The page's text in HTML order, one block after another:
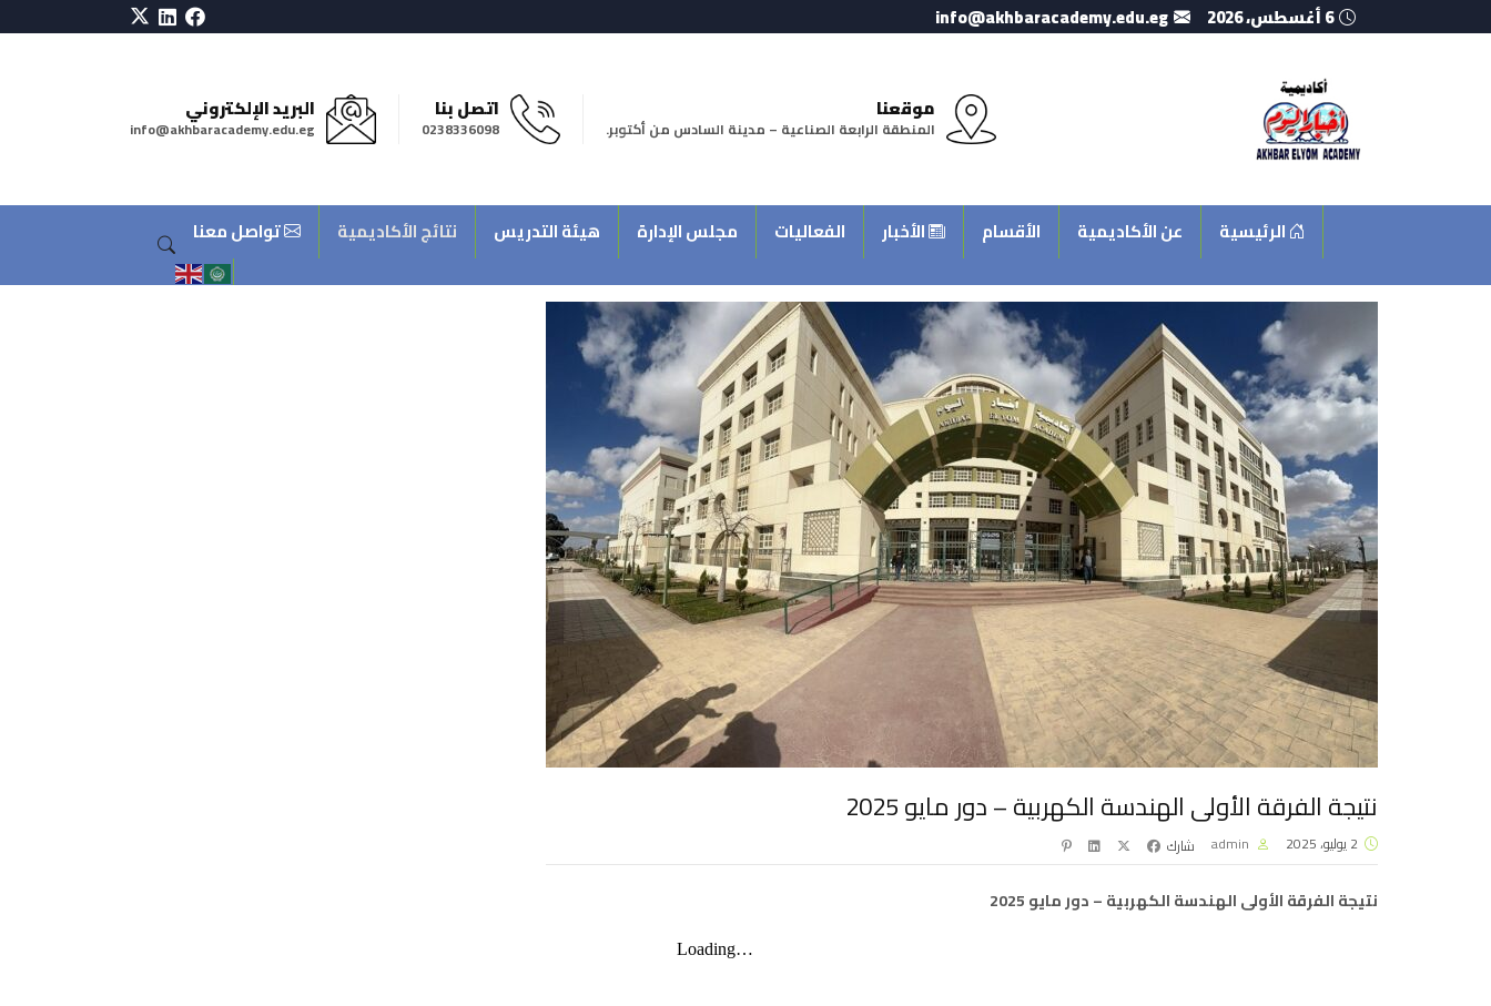
6 أغسطس، 2026 info@akhbaracademy.edu.eg
موقعنا
المنطقة الرابعة الصناعية – مدينة السادس من أكتوبر.
اتصل بنا
0238336098
البريد الإلكتروني
info@akhbaracademy.edu.eg
الرئيسية عن الأكاديمية الأقسام الأخبار الفعاليات مجلس الإدارة هيئة التدريس نتائج الأكاديمية تواصل معنا
نتيجة الفرقة الأولى الهندسة الكهربية – دور مايو 2025
admin شارك
نتيجة الفرقة الأولى الهندسة الكهربية – دور مايو 2025